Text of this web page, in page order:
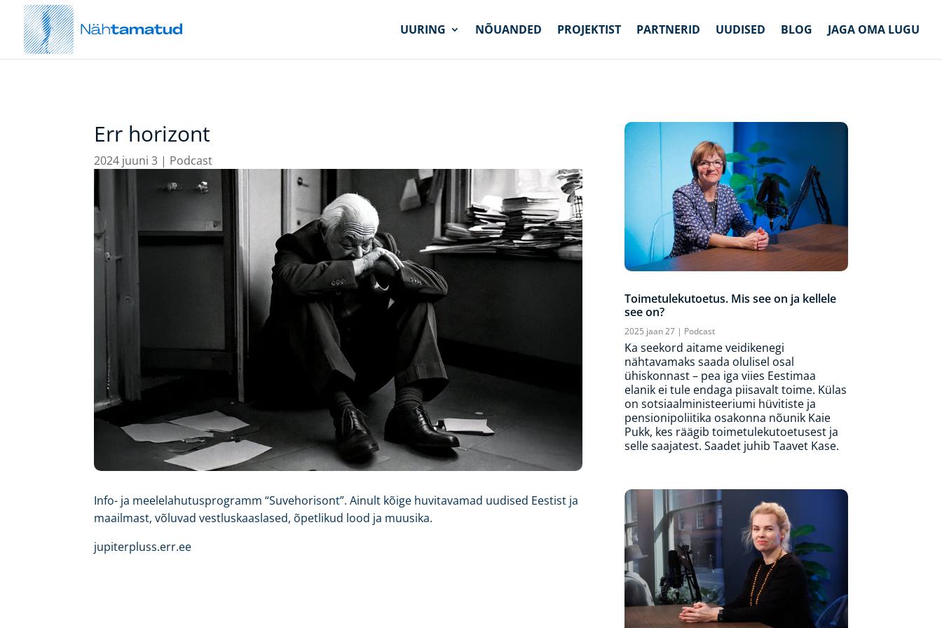
UURING NÕUANDED PROJEKTIST PARTNERID UUDISED BLOG JAGA OMA LUGU
Err horizont
2024 juuni 3 | Podcast
Info- ja meelelahutusprogramm “Suvehorisont”. Ainult kõige huvitavamad uudised Eestist ja
maailmast, võluvad vestluskaaslased, õpetlikud lood ja muusika.
jupiterpluss.err.ee
Toimetulekutoetus. Mis see on ja kellele
see on?
2025 jaan 27| Podcast
Ka seekord aitame veidikenegi
nähtavamaks saada olulisel osal
ühiskonnast – pea iga viies Eestimaa
elanik ei tule endaga piisavalt toime. Külas
on sotsiaalministeeriumi hüvitiste ja
pensionipoliitika osakonna nõunik Kaie
Pukk, kes räägib toimetulekutoetusest ja
selle saajatest. Saadet juhib Taavet Kase.